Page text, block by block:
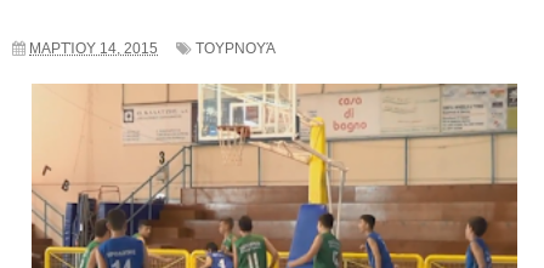
ΜΑΡΤΊΟΥ 14, 2015 ΤΟΥΡΝΟΥΆ